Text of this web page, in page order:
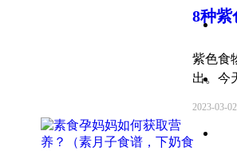
8种紫
紫色食
出。今
2023-03-02